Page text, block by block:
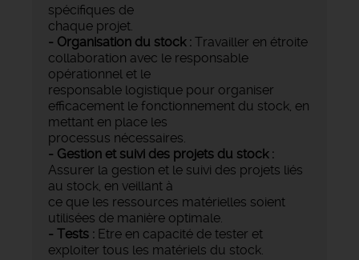
spécifiques de
chaque projet.
- Organisation du stock : Travailler en étroite
collaboration avec le responsable
opérationnel et le
responsable logistique pour organiser
efficacement le fonctionnement du stock, en
mettant en place les
processus nécessaires.
- Gestion et suivi des projets du stock :
Assurer la gestion et le suivi des projets liés
au stock, en veillant à
ce que les ressources matérielles soient
utilisées de manière optimale.
- Tests : Etre en capacité de tester et
exploiter tous les matériels du stock.